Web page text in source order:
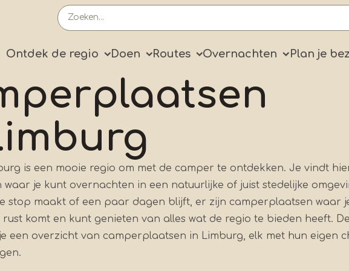
Primary
Ontdek de regio Doen Routes Overnachten Plan je
is een mooie regio om met de camper te ontdekken. Je vindt
waar je kunt overnachten in een natuurlijke of juist stedelijke
stop maakt of een paar dagen blijft, er zijn camperplaatsen waar
komt en kunt genieten van alles wat de regio te bieden heeft.
een overzicht van camperplaatsen in Limburg, elk met hun eigen